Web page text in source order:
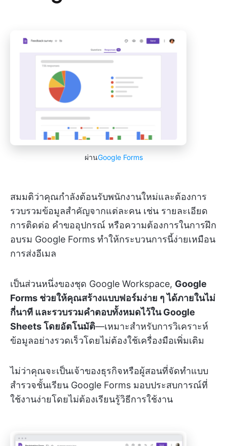
ผ่านGoogle Forms
สมมติว่าคุณกำลังต้อนรับพนักงานใหม่และต้องการ
รวบรวมข้อมูลสำคัญจากแต่ละคน เช่น รายละเอียด
การติดต่อ คำขออุปกรณ์ หรือความต้องการในการฝึก
อบรม Google Forms ทำให้กระบวนการนี้ง่ายเหมือน
การส่งอีเมล
เป็นส่วนหนึ่งของชุด Google Workspace, Google
Forms ช่วยให้คุณสร้างแบบฟอร์มง่าย ๆ ได้ภายในไม่
กี่นาที และรวบรวมคำตอบทั้งหมดไว้ใน Google
Sheets โดยอัตโนมัติ—เหมาะสำหรับการวิเคราะห์
ข้อมูลอย่างรวดเร็วโดยไม่ต้องใช้เครื่องมือเพิ่มเติม
ไม่ว่าคุณจะเป็นเจ้าของธุรกิจหรือผู้สอนที่จัดทำแบบ
สำรวจชั้นเรียน Google Forms มอบประสบการณ์ที่
ใช้งานง่ายโดยไม่ต้องเรียนรู้วิธีการใช้งาน